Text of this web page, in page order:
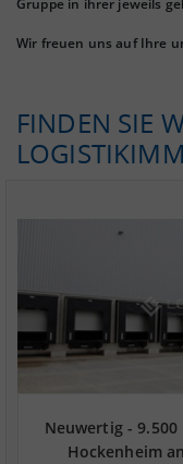
Gruppe in ihrer jeweils
Wir freuen uns auf Ihre
FINDEN SIE
Neuwertig -
Hockenheim